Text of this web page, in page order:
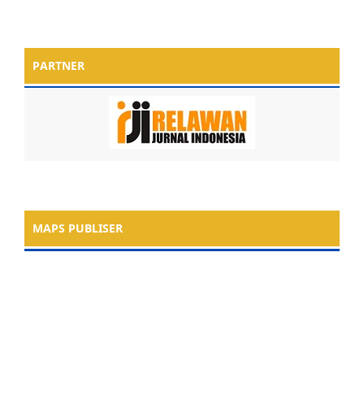
PARTNER
MAPS PUBLISER